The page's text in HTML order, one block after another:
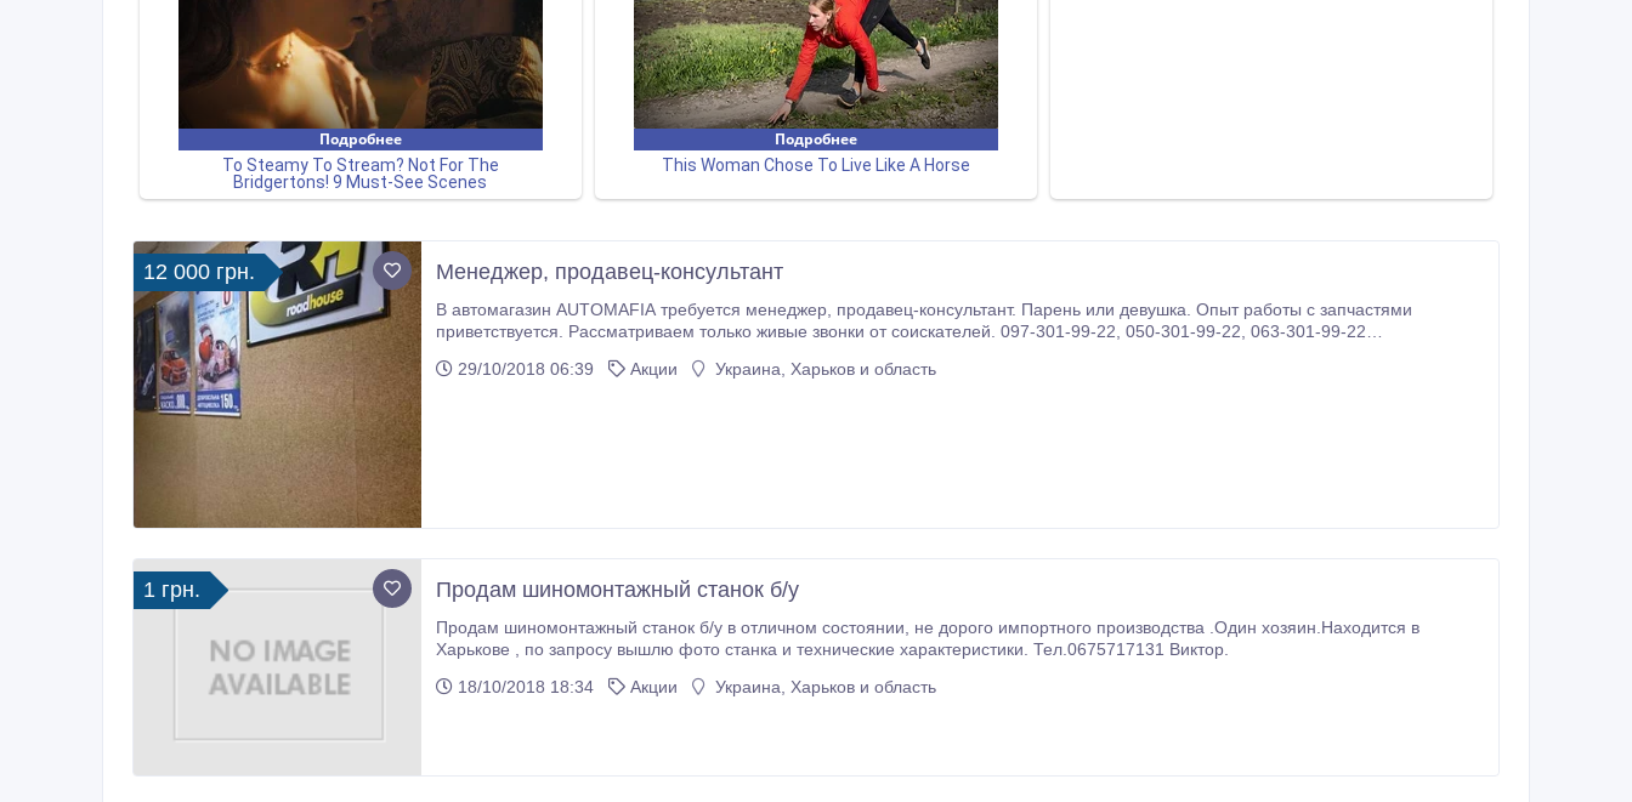
12 000 грн. Менеджер, продавец-консультант
В автомагазин AUTOMAFIA требуется менеджер, продавец-консультант. Парень или девушка. Опыт работы с запчастями
приветствуется. Рассматриваем только живые звонки от соискателей. 097-301-99-22, 050-301-99-22, 063-301-99-22
29/10/2018 06:39
Акции Украина, Харьков и область
1 грн. Продам шиномонтажный станок б/у
Продам шиномонтажный станок б/у в отличном состоянии, не дорого импортного производства .Один хозяин.Находится в
Харькове , по запросу вышлю фото станка и технические характеристики. Тел.0675717131 Виктор.
18/10/2018 18:34
Акции Украина, Харьков и область